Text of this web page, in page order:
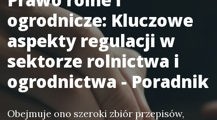
ogrodnicze: Kluczowe
aspekty regulacji w
sektorze rolnictwa i
ogrodnictwa - Poradnik
Obejmuje ono szeroki zbiór przepisów,